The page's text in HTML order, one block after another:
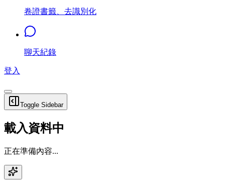
卷證書籤、去識別化
聊天紀錄
登入
Toggle Sidebar
載入資料中
正在準備內容...